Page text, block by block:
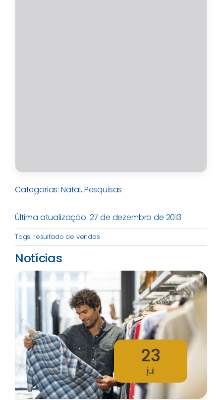
Categorias: Natal,Pesquisas
Última atualização: 27 de dezembro de 2013
Tags: resultado de vendas
Notícias
23
jul